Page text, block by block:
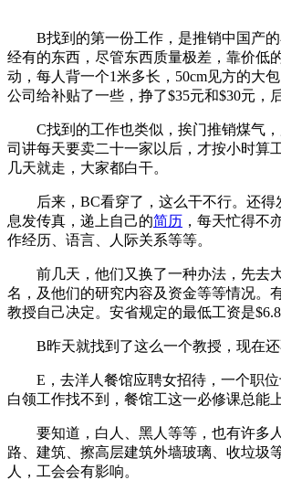
B找到的第一份工作，是推销中国产的
经有的东西，尽管东西质量极差，靠价低
动，每人背一个1米多长，50cm见方的大
公司给补贴了一些，挣了$35元和$30元，
C找到的工作也类似，挨门推销煤气，
司讲每天要卖二十一家以后，才按小时算
几天就走，大家都白干。
后来，BC看穿了，这么干不行。还得发
息发传真，递上自己的简历 ，每天忙得不
作经历、语言、人际关系等等。
前几天，他们又换了一种办法，先去大
名，及他们的研究内容及资金等等情况。
教授自己决定。安省规定的最低工资是
B昨天就找到了这么一个教授，现在还
E，去洋人餐馆应聘女招待，一个职位
白领工作找不到，餐馆工这一必修课总能上
要知道，白人、黑人等等，也有许多人
路、建筑、擦高层建筑外墙玻璃、收垃圾
人，工会会有影响。